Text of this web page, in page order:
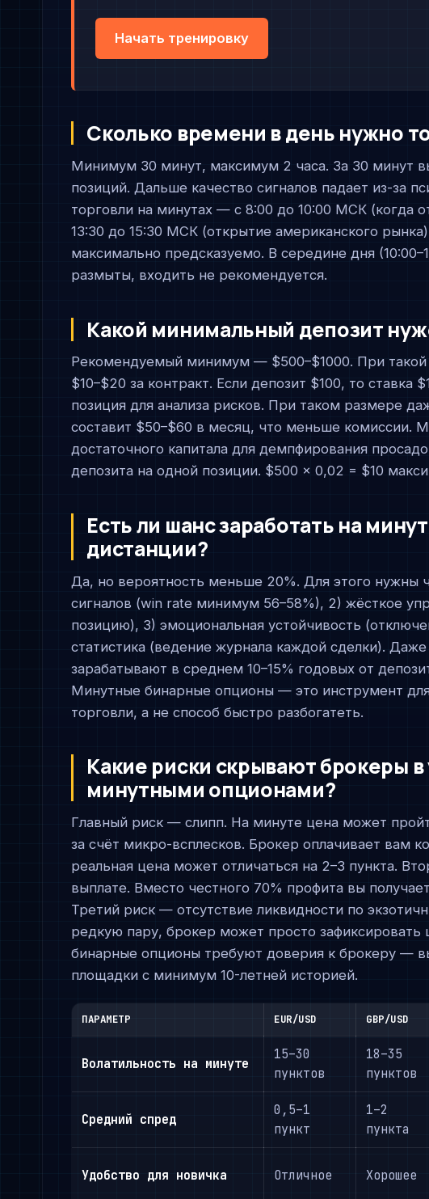
Начать тренировку
Сколько времени в день нужно
Минимум 30 минут, максимум 2 часа. За 30 минут
позиций. Дальше качество сигналов падает из-за
торговли на минутах — с 8:00 до 10:00 МСК (когда
13:30 до 15:30 МСК (открытие американского
максимально предсказуемо. В середине дня
размыты, входить не рекомендуется.
Какой минимальный депозит
Рекомендуемый минимум — $500–$1000. При
$10–$20 за контракт. Если депозит $100, то
позиция для анализа рисков. При таком размере
составит $50–$60 в месяц, что меньше комиссии.
достаточного капитала для демпфирования
депозита на одной позиции. $500 × 0,02 = $10
Есть ли шанс заработать на
дистанции?
Да, но вероятность меньше 20%. Для этого нужны
сигналов (win rate минимум 56–58%), 2) жёсткое
позицию), 3) эмоциональная устойчивость
статистика (ведение журнала каждой сделки).
зарабатывают в среднем 10–15% годовых от
Минутные бинарные опционы — это инструмент
торговли, а не способ быстро разбогатеть.
Какие риски скрывают брокеры в
минутными опционами?
Главный риск — слипп. На минуте цена может
за счёт микро-всплесков. Брокер оплачивает вам
реальная цена может отличаться на 2–3 пункта.
выплате. Вместо честного 70% профита вы
Третий риск — отсутствие ликвидности по
редкую пару, брокер может просто
бинарные опционы требуют доверия к брокеру —
площадки с минимум 10-летней историей.
ПАРАМЕТР EUR/USD GBP/USD
Волатильность на минуте
15–30
пунктов
18–35
пунктов
Средний спред
0,5–1
пункт
1–2
пункта
Удобство для новичка Отличное Хорошее